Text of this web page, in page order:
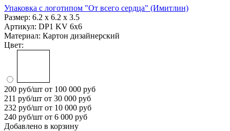
Упаковка с логотипом "От всего сердца" (Имитлин)
Размер: 6.2 х 6.2 х 3.5
Артикул: DP1 KV 6x6
Материал: Картон дизайнерский
Цвет:
200 руб/шт от 100 000 руб
211 руб/шт от 30 000 руб
232 руб/шт от 10 000 руб
240 руб/шт от 6 000 руб
Добавлено в корзину